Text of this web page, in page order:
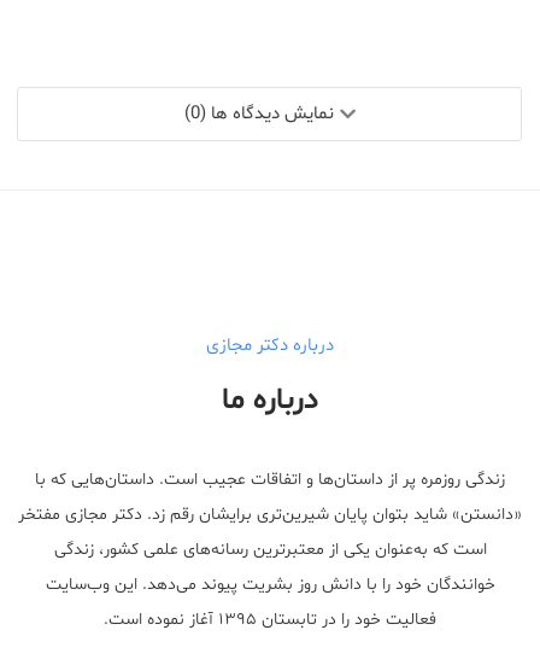
نمایش دیدگاه ها (0)
درباره دکتر مجازی
درباره ما
زندگی روزمره پر از داستان‌ها و اتفاقات عجیب است. داستان‌هایی که با
«دانستن» شاید بتوان پایان شیرین‌تری برایشان رقم زد. دکتر مجازی مفتخر
است که به‌عنوان یکی از معتبر‌ترین رسانه‌های علمی کشور، زندگی
خوانندگان خود را با دانش روز بشریت پیوند می‌دهد. این وب‌سایت
فعالیت خود را در تابستان ۱۳۹۵ آغاز نموده است.